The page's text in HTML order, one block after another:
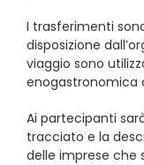
I trasferimenti
disposizione
viaggio sono
enogastronomica
Ai partecipanti
tracciato e la
delle imprese che